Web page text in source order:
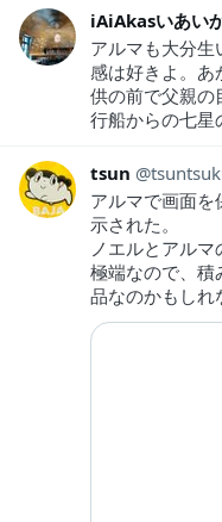
iAiAkasいあい
アルマも大分
感は好きよ。あ
供の前で父親の
行船からの七星
tsun
アルマで画面
示された。
ノエルとアル
極端なので、積
品なのかもしれ